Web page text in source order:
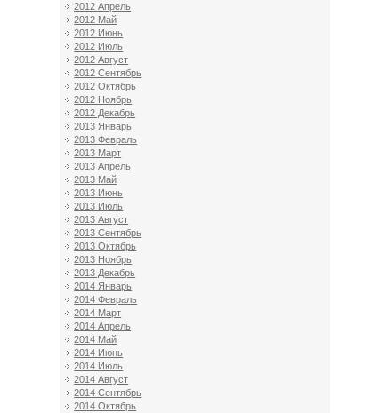
2012 Апрель
2012 Май
2012 Июнь
2012 Июль
2012 Август
2012 Сентябрь
2012 Октябрь
2012 Ноябрь
2012 Декабрь
2013 Январь
2013 Февраль
2013 Март
2013 Апрель
2013 Май
2013 Июнь
2013 Июль
2013 Август
2013 Сентябрь
2013 Октябрь
2013 Ноябрь
2013 Декабрь
2014 Январь
2014 Февраль
2014 Март
2014 Апрель
2014 Май
2014 Июнь
2014 Июль
2014 Август
2014 Сентябрь
2014 Октябрь